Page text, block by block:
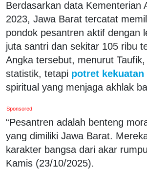
Berdasarkan data Kementerian
2023, Jawa Barat tercatat
pondok pesantren aktif dengan
juta santri dan sekitar 105 ribu
Angka tersebut, menurut
statistik, tetapi potret kekuatan
spiritual yang menjaga akhlak
Sponsored
“Pesantren adalah benteng
yang dimiliki Jawa Barat.
karakter bangsa dari akar
Kamis (23/10/2025).